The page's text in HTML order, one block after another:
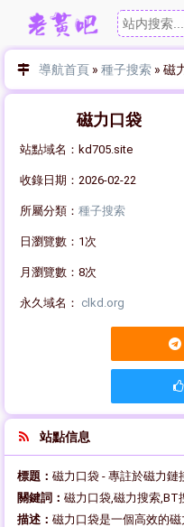
導航首頁 » 種子搜索 » 磁
磁力口袋
站點域名：kd705.site
收錄日期：2026-02-22
所屬分類： 種子搜索
日瀏覽數：1次
月瀏覽數：8次
永久域名： clkd.org
站點信息
標題： 磁力口袋 - 專註於磁力鏈
關鍵詞： 磁力口袋,磁力搜索,BT
描述： 磁力口袋是一個高效的